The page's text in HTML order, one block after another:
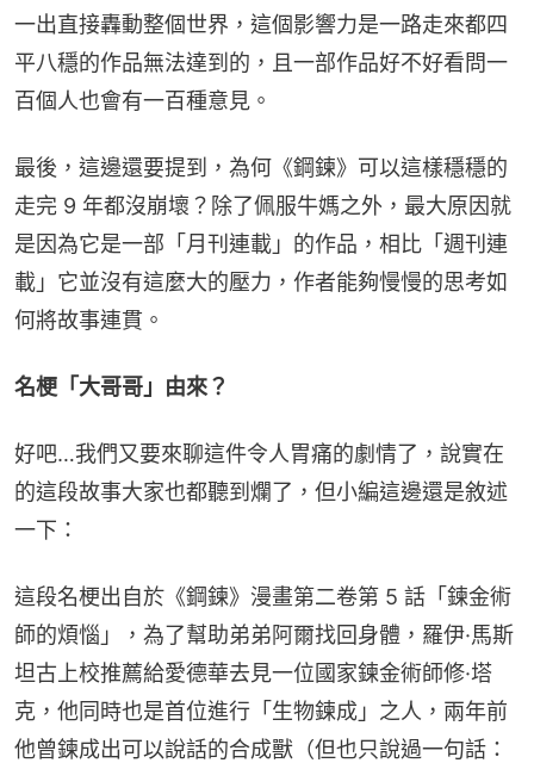
一出直接轟動整個世界，這個影響力是一路走來都四
平八穩的作品無法達到的，且一部作品好不好看問一
百個人也會有一百種意見。
最後，這邊還要提到，為何《鋼鍊》可以這樣穩穩的
走完 9 年都沒崩壞？除了佩服牛媽之外，最大原因就
是因為它是一部「月刊連載」的作品，相比「週刊連
載」它並沒有這麼大的壓力，作者能夠慢慢的思考如
何將故事連貫。
名梗「大哥哥」由來？
好吧…我們又要來聊這件令人胃痛的劇情了，說實在
的這段故事大家也都聽到爛了，但小編這邊還是敘述
一下：
這段名梗出自於《鋼鍊》漫畫第二卷第 5 話「鍊金術
師的煩惱」，為了幫助弟弟阿爾找回身體，羅伊·馬斯
坦古上校推薦給愛德華去見一位國家鍊金術師修·塔
克，他同時也是首位進行「生物鍊成」之人，兩年前
他曾鍊成出可以說話的合成獸（但也只說過一句話：